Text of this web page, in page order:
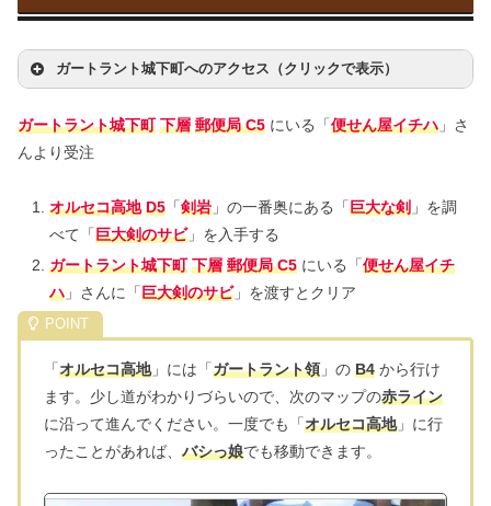
ガートラント城下町へのアクセス（クリックで表示）
ガートラント城下町 下層 郵便局 C5 にいる「便せん屋イチハ 」さ
んより受注
オルセコ高地 D5「剣岩」の一番奥にある「巨大な剣」を調
べて「巨大剣のサビ」を入手する
ガートラント城下町 下層 郵便局 C5にいる「便せん屋イチ
ハ」さんに「巨大剣のサビ」を渡すとクリア
「オルセコ高地」には「ガートラント領 」の B4 から行け
ます。少し道がわかりづらいので、次のマップの赤ライン
に沿って進んでください。一度でも「オルセコ高地」に行
ったことがあれば、 バシっ娘でも移動できます。